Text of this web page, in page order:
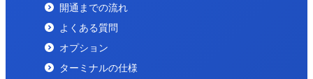
「ぴかまろ」の「ソフトバンクエアー キャッシュバッ
」にて紹介されました。
2025/1/20
「トクハヤネット」の「
開通までの流れ
よくある質問
オプション
ターミナルの仕様